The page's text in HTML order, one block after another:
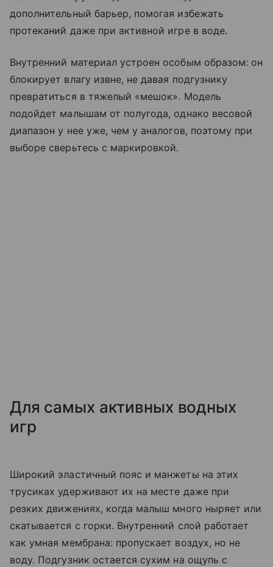
дополнительный барьер, помогая избежать
протеканий даже при активной игре в воде.
Внутренний материал устроен особым образом: он
блокирует влагу извне, не давая подгузнику
превратиться в тяжелый «мешок». Модель
подойдет малышам от полугода, однако весовой
диапазон у нее уже, чем у аналогов, поэтому при
выборе сверьтесь с маркировкой.
Для самых активных водных
игр
Широкий эластичный пояс и манжеты на этих
трусиках удерживают их на месте даже при
резких движениях, когда малыш много ныряет или
скатывается с горки. Внутренний слой работает
как умная мембрана: пропускает воздух, но не
воду. Подгузник остается сухим на ощупь с